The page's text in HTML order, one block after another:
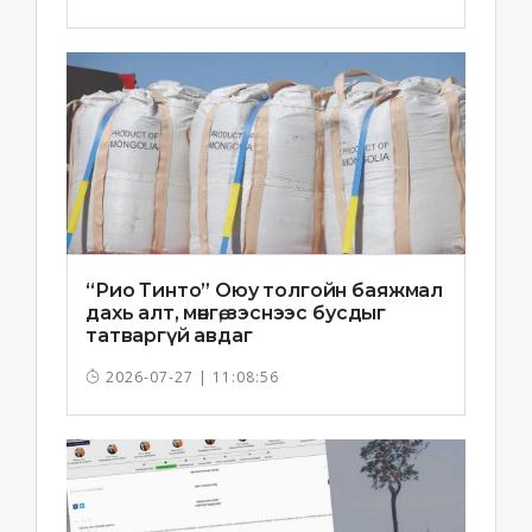
“Рио Тинто” Оюу толгойн баяжмал
дахь алт, мөнгө, зэснээс бусдыг
татваргүй авдаг
2026-07-27 | 11:08:56